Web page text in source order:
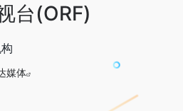
台(ORF)
媒体